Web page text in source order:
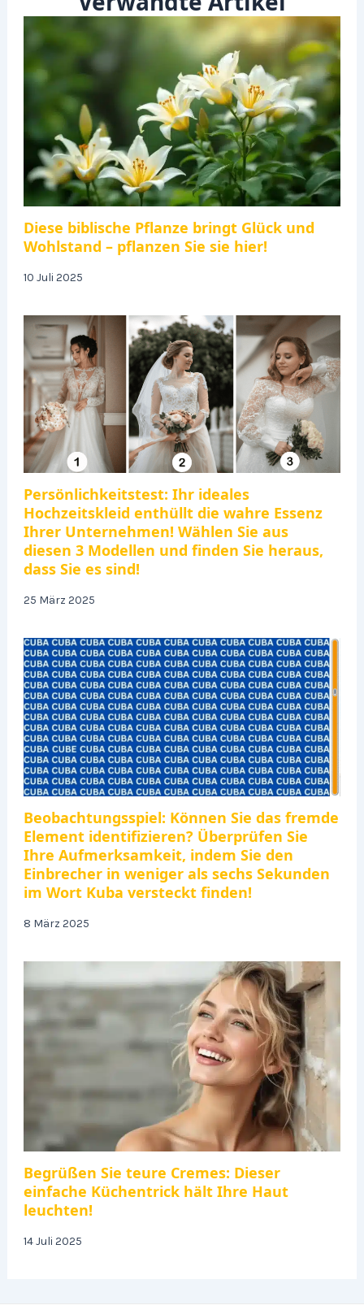
Diese biblische Pflanze bringt Glück und
Wohlstand – pflanzen Sie sie hier!
10 Juli 2025
Persönlichkeitstest: Ihr ideales
Hochzeitskleid enthüllt die wahre Essenz
Ihrer Unternehmen! Wählen Sie aus
diesen 3 Modellen und finden Sie heraus,
dass Sie es sind!
25 März 2025
Beobachtungsspiel: Können Sie das fremde
Element identifizieren? Überprüfen Sie
Ihre Aufmerksamkeit, indem Sie den
Einbrecher in weniger als sechs Sekunden
im Wort Kuba versteckt finden!
8 März 2025
Begrüßen Sie teure Cremes: Dieser
einfache Küchentrick hält Ihre Haut
leuchten!
14 Juli 2025